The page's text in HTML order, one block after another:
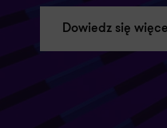
Dowiedz się